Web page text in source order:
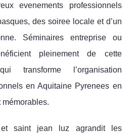
evenements professionnels
des soiree locale et d’un
Séminaires entreprise ou
pleinement de cette
transforme l’organisation
en Aquitaine Pyrenees en
mémorables.
et saint jean luz agrandit les